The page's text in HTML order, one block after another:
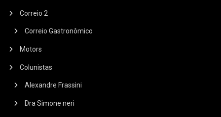
Correio 2
Correio Gastronômico
Motors
Colunistas
Alexandre Frassini
Dra Simone neri